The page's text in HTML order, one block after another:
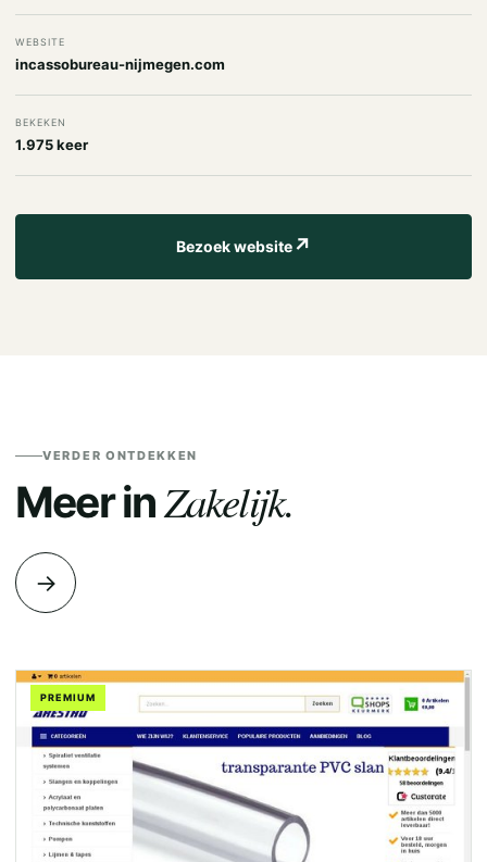
WEBSITE
incassobureau-nijmegen.com
BEKEKEN
1.975 keer
Bezoek website↗
VERDER ONTDEKKEN
Meer inZakelijk.
→
PREMIUM